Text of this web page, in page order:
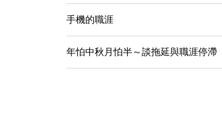
手機的職涯
年怕中秋月怕半～談拖延與職涯停滯